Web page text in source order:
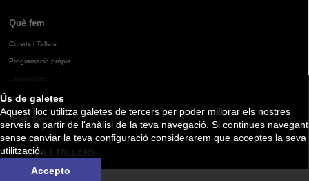
Ús de galetes
Aquest lloc utilitza galetes de tercers per poder millorar els nostres
serveis a partir de l'anàlisi de la teva navegació. Si continues navegant
sense canviar la teva configuració considerarem que acceptes la seva
utilització.
Accepto
Què fem
Cursos i Tallers
Programació pròpia
Agenda
CURSOS I TALLERS